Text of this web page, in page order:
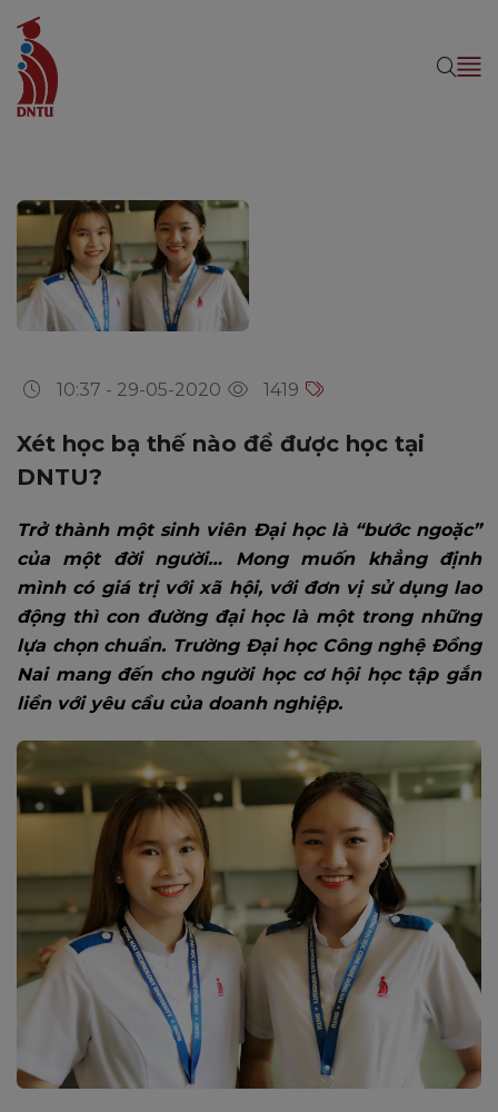
10:37 - 29-05-2020 1419
Xét học bạ thế nào để được học tại
DNTU?
Trở thành một sinh viên Đại học là “bước ngoặc”
của một đời người… Mong muốn khẳng định
mình có giá trị với xã hội, với đơn vị sử dụng lao
động thì con đường đại học là một trong những
lựa chọn chuẩn. Trường Đại học Công nghệ Đồng
Nai mang đến cho người học cơ hội học tập gắn
liền với yêu cầu của doanh nghiệp.